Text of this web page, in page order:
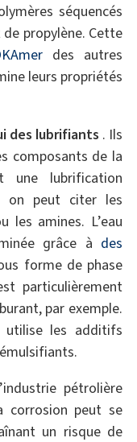
séquencés
de propylène. Cette
des autres
leurs propriétés
des lubrifiants . Ils
composants de la
une lubrification
on peut citer les
les amines. L’eau
grâce à des
forme de phase
particulièrement
par exemple.
utilise les additifs
pétrolière
corrosion peut se
un risque de